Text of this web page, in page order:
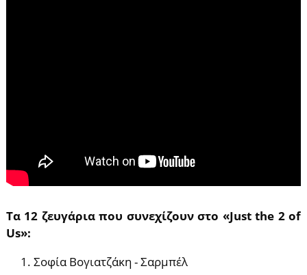
Tα 12 ζευγάρια που συνεχίζουν στο «Just the 2 of
Us»:
Σοφία Βογιατζάκη - Σαρμπέλ